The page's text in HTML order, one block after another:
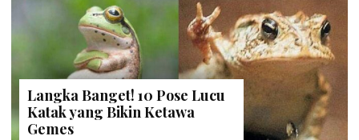
Langka Banget! 10 Pose Lucu
Katak yang Bikin Ketawa
Gemes